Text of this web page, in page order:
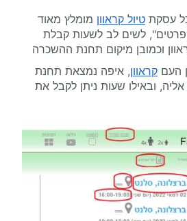
עסקת טיול קראוון מומלץ מאוד
לשים לב לשעות קבלת
וכמובן מיקום תחנת ההשכרה
העם קראוון, איפה נמצאת תחנת
ובאילו שעות ניתן לקבל את